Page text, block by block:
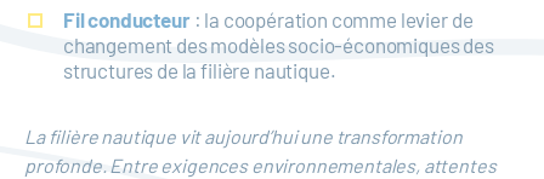
Fil conducteur : la coopération comme levier de
changement des modèles socio-économiques des
structures de la filière nautique.
La filière nautique vit aujourd’hui une transformation
profonde. Entre exigences environnementales, attentes